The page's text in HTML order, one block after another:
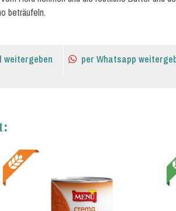
beträufeln.
weitergeben
per Whatsapp